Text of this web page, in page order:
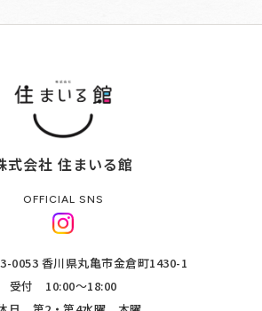
式会社 住まいる館
OFFICIAL SNS
0053 香川県丸亀市金倉町1430-1
受付 10:00～18:00